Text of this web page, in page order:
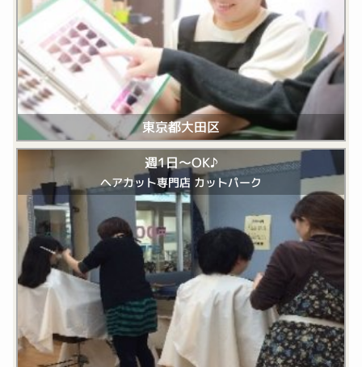
東京都大田区
週1日～OK♪
ヘアカット専門店 カットパーク